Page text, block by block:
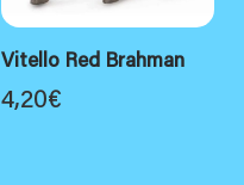
Vitello Red Brahman
4,20€